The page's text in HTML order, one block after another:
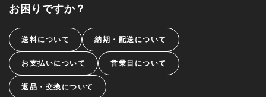
お困りですか？
送料について 納期・配送について
お支払いについて 営業日について
返品・交換について